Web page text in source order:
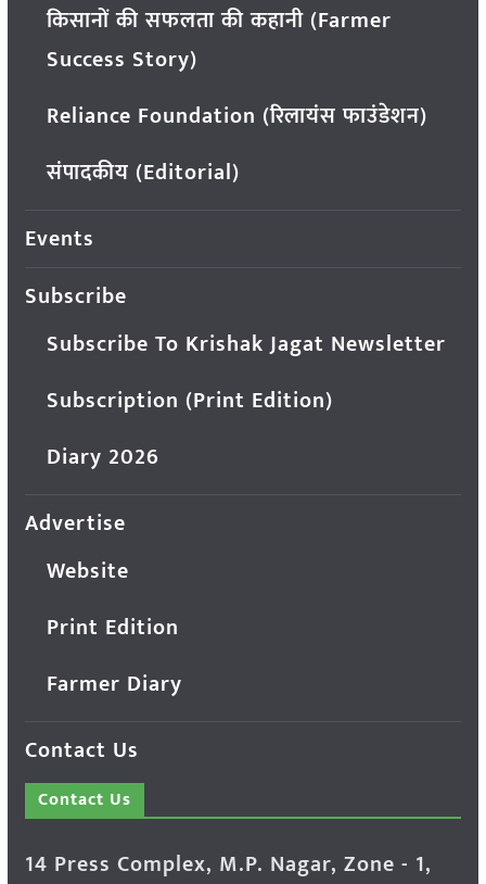
किसानों की सफलता की कहानी (Farmer
Success Story)
Reliance Foundation (रिलायंस फाउंडेशन)
संपादकीय (Editorial)
Events
Subscribe
Subscribe To Krishak Jagat Newsletter
Subscription (Print Edition)
Diary 2026
Advertise
Website
Print Edition
Farmer Diary
Contact Us
Contact Us
14 Press Complex, M.P. Nagar, Zone - 1,